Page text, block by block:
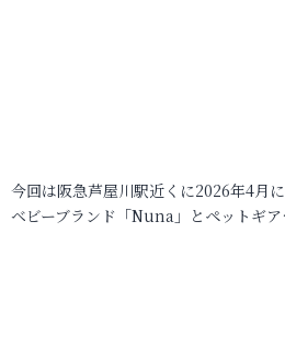
今回は阪急芦屋川駅近くに2026年4月
ベビーブランド「Nuna」とペットギ